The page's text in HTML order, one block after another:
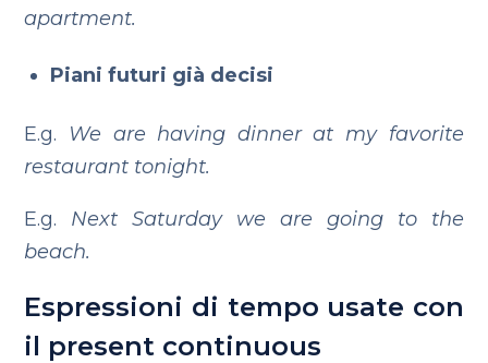
apartment.
Piani futuri già decisi
E.g. We are having dinner at my favorite
restaurant tonight.
E.g. Next Saturday we are going to the
beach.
Espressioni di tempo usate con
il present continuous